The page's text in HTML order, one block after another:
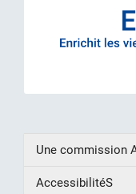
Une commission
AccessibilitéS